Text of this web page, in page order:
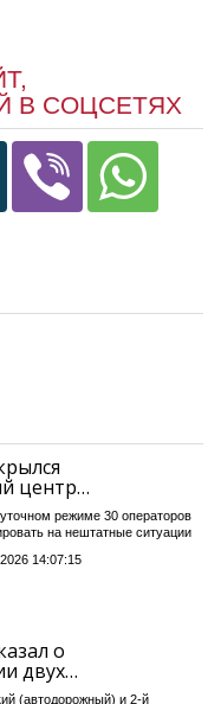
В СОЦСЕТЯХ
центр…
режиме 30 операторов
на нештатные ситуации
14:07:15
о
двух…
(автодорожный) и 2-й